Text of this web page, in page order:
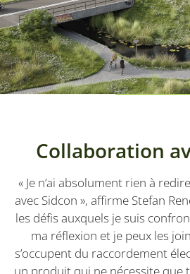
Collaboration
« Je n’ai absolument rien à
avec Sidcon », affirme Stefan
les défis auxquels je suis
ma réflexion et je peux les
s’occupent du raccordement